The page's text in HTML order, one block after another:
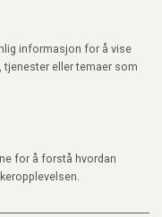
informasjon for å vise
tjenester eller temaer som
for å forstå hvordan